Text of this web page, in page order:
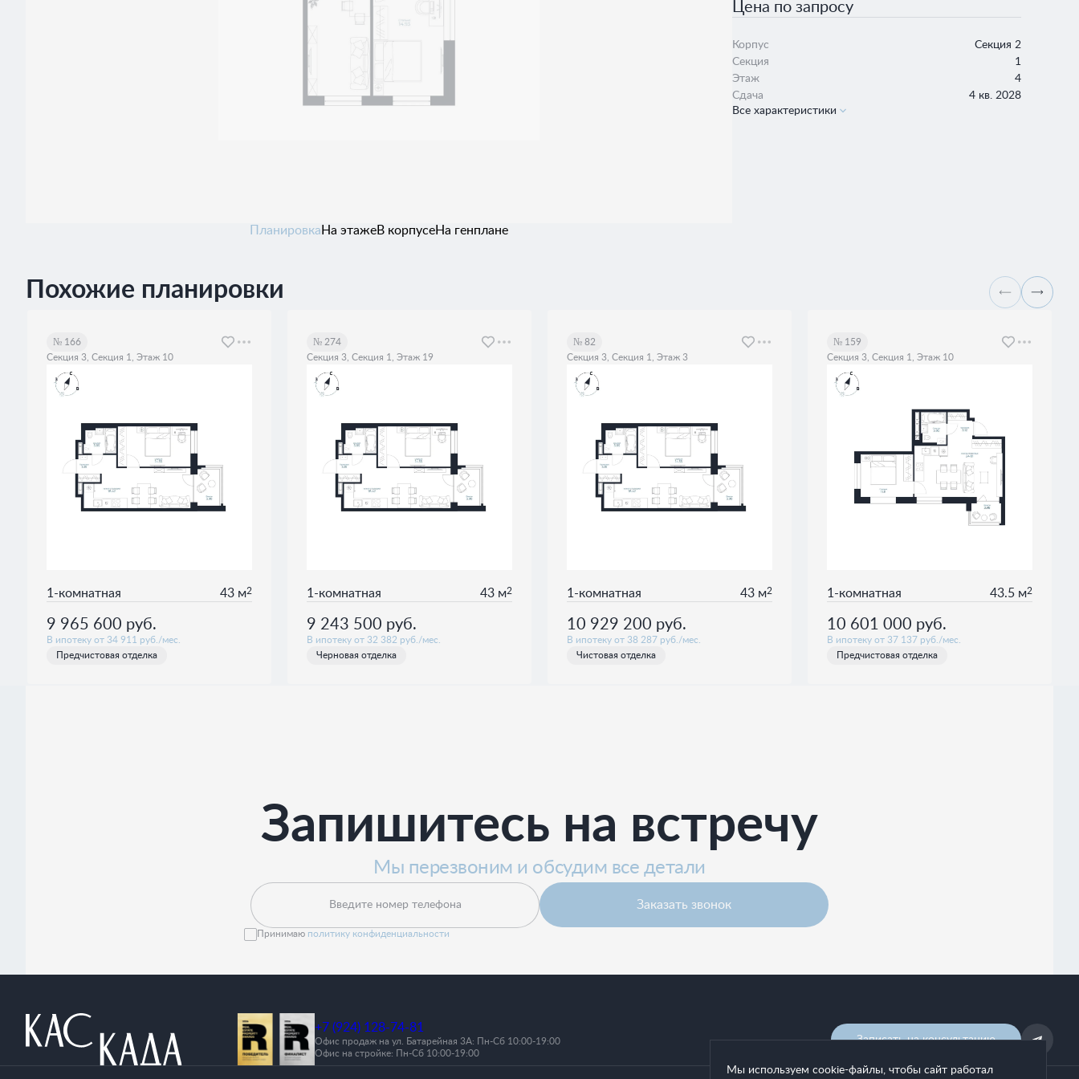
Планировка На этажеВ корпусеНа генплане
Цена по запросу
Корпус
Секция 2
Секция
1
Этаж
4
Сдача
4 кв. 2028
Все характеристики
Похожие планировки
№ 166
Секция 3, Секция 1, Этаж 10
1-комнатная 43 м2
9 965 600 руб.
В ипотеку от 34 911 руб./мес.
Предчистовая отделка
№ 274
Секция 3, Секция 1, Этаж 19
1-комнатная 43 м2
9 243 500 руб.
В ипотеку от 32 382 руб./мес.
Черновая отделка
№ 82
Секция 3, Секция 1, Этаж 3
1-комнатная 43 м2
10 929 200 руб.
В ипотеку от 38 287 руб./мес.
Чистовая отделка
№ 159
Секция 3, Секция 1, Этаж 10
1-комнатная 43.5 м2
10 601 000 руб.
В ипотеку от 37 137 руб./мес.
Предчистовая отделка
Запишитесь на встречу
Мы перезвоним и обсудим все детали
Введите номер телефона Заказать звонок
Принимаю политику конфиденциальности
+7 (924) 128-74-81
Офис продаж на ул. Батарейная 3А: Пн-Cб 10:00-19:00
Офис на стройке: Пн-Сб 10:00-19:00
Записать на консультацию
Мы используем cookie-файлы, чтобы сайт работал